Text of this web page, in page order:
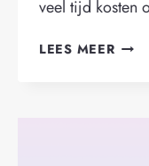
veel tijd kosten
LEES MEER